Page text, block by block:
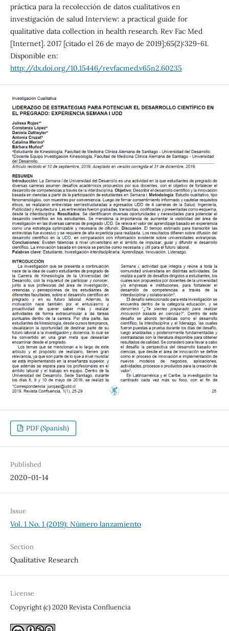
práctica para la recolección de datos cualitativos en
investigación de salud Interview: a practical guide for
qualitative data collection in health research. Rev Fac Med
[Internet]. 2017 [citado el 26 de mayo de 2019];65(2):329-61.
Disponible en:
http://dx.doi.org/10.15446/revfacmed.v65n2.60235
PDF (Spanish)
Published
2020-01-14
Issue
Vol. 1 No. 1 (2019): Número lanzamiento
Section
Qualitative Research
License
Copyright (c) 2020 Revista Confluencia